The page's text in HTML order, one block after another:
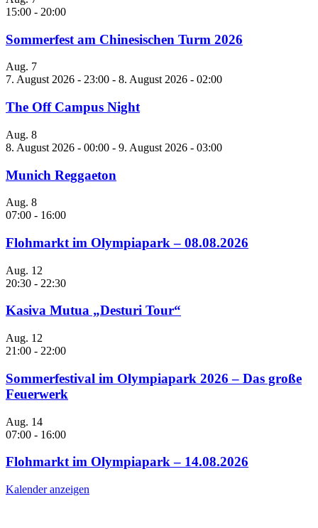
15:00 - 20:00
Sommerfest am Chinesischen Turm 2026
Aug. 7
7. August 2026 - 23:00 - 8. August 2026 - 02:00
The Off Campus Night
Aug. 8
8. August 2026 - 00:00 - 9. August 2026 - 03:00
Munich Reggaeton
Aug. 8
07:00 - 16:00
Flohmarkt im Olympiapark – 08.08.2026
Aug. 12
20:30 - 22:30
Kasiva Mutua „Desturi Tour“
Aug. 12
21:00 - 22:00
Sommerfestival im Olympiapark 2026 – Das große
Feuerwerk
Aug. 14
07:00 - 16:00
Flohmarkt im Olympiapark – 14.08.2026
Kalender anzeigen